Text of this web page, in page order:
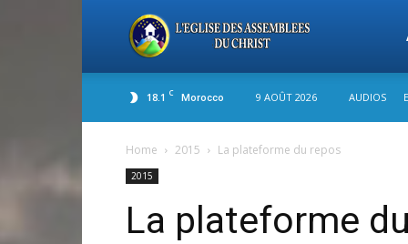
18.1 C Morocco 9 AOÛT 2026 AUDIOS
Home 2015 La plateforme du repos
2015
La plateforme